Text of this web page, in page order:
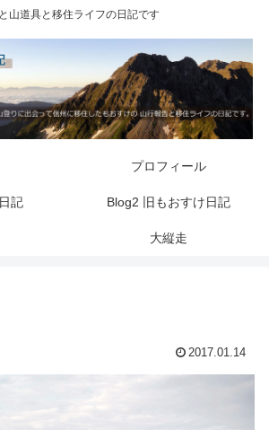
山道具と移住ライフの日記です
プロフィール
記 Blog2 旧もおすけ日記
大縦走
2017.01.14